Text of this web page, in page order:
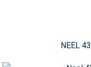
NEEL 43